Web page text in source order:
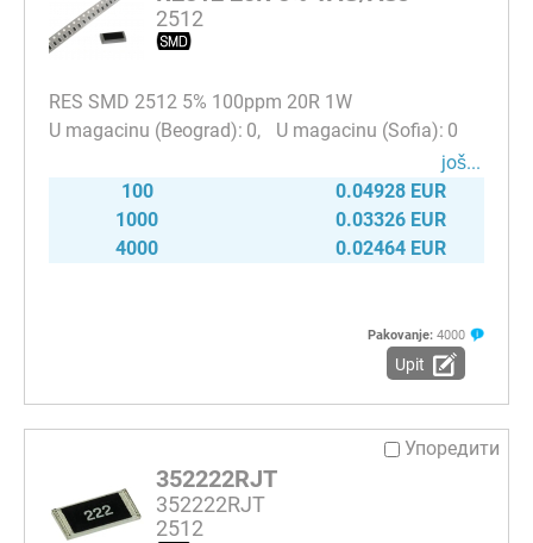
2512
RES SMD 2512 5% 100ppm 20R 1W
0
0
јоš...
100
0.04928 EUR
1000
0.03326 EUR
4000
0.02464 EUR
Pakovanje: 4000
Upit
Упоредити
352222RJT
352222RJT
2512